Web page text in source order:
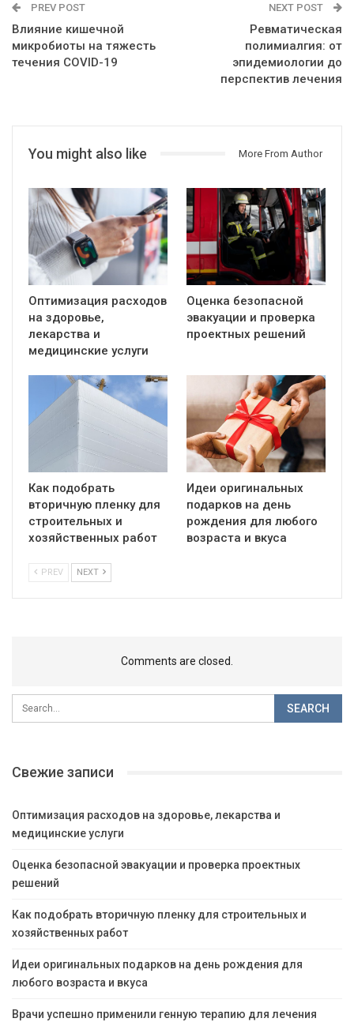
PREV POST
Влияние кишечной
микробиоты на тяжесть
течения COVID-19
NEXT POST
Ревматическая
полимиалгия: от
эпидемиологии до
перспектив лечения
You might also like More From Author
Оптимизация расходов
на здоровье,
лекарства и
медицинские услуги
Оценка безопасной
эвакуации и проверка
проектных решений
Как подобрать
вторичную пленку для
строительных и
хозяйственных работ
Идеи оригинальных
подарков на день
рождения для любого
возраста и вкуса
PREV NEXT
Comments are closed.
Свежие записи
Оптимизация расходов на здоровье, лекарства и
медицинские услуги
Оценка безопасной эвакуации и проверка проектных
решений
Как подобрать вторичную пленку для строительных и
хозяйственных работ
Идеи оригинальных подарков на день рождения для
любого возраста и вкуса
Врачи успешно применили генную терапию для лечения